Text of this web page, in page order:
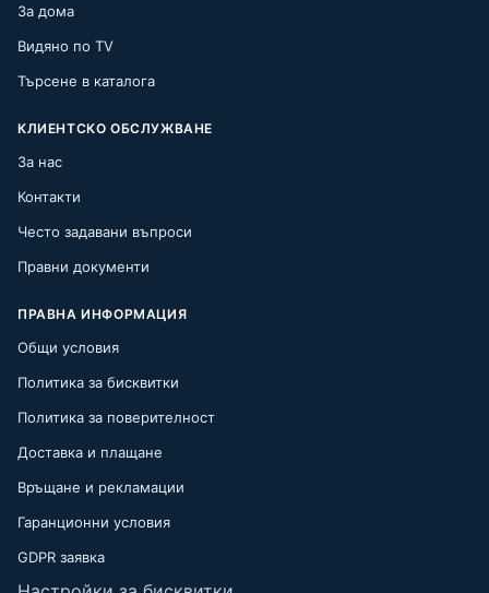
За дома
Видяно по TV
Търсене в каталога
КЛИЕНТСКО ОБСЛУЖВАНЕ
За нас
Контакти
Често задавани въпроси
Правни документи
ПРАВНА ИНФОРМАЦИЯ
Общи условия
Политика за бисквитки
Политика за поверителност
Доставка и плащане
Връщане и рекламации
Гаранционни условия
GDPR заявка